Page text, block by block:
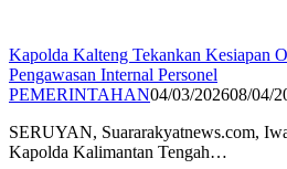
Kapolda Kalteng Tekankan Kesiapan
Pengawasan Internal Personel
PEMERINTAHAN04/03/202608/04/
SERUYAN, Suararakyatnews.com,
Kapolda Kalimantan Tengah…